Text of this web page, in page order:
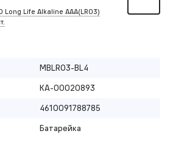
Long Life Alkaline ААА(LR03)
MBLR03-BL4
КА-00020893
4610091788785
Батарейка